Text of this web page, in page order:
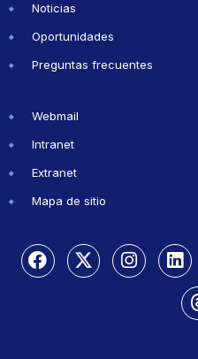
Noticias
Oportunidades
Preguntas frecuentes
Webmail
Intranet
Extranet
Mapa de sitio